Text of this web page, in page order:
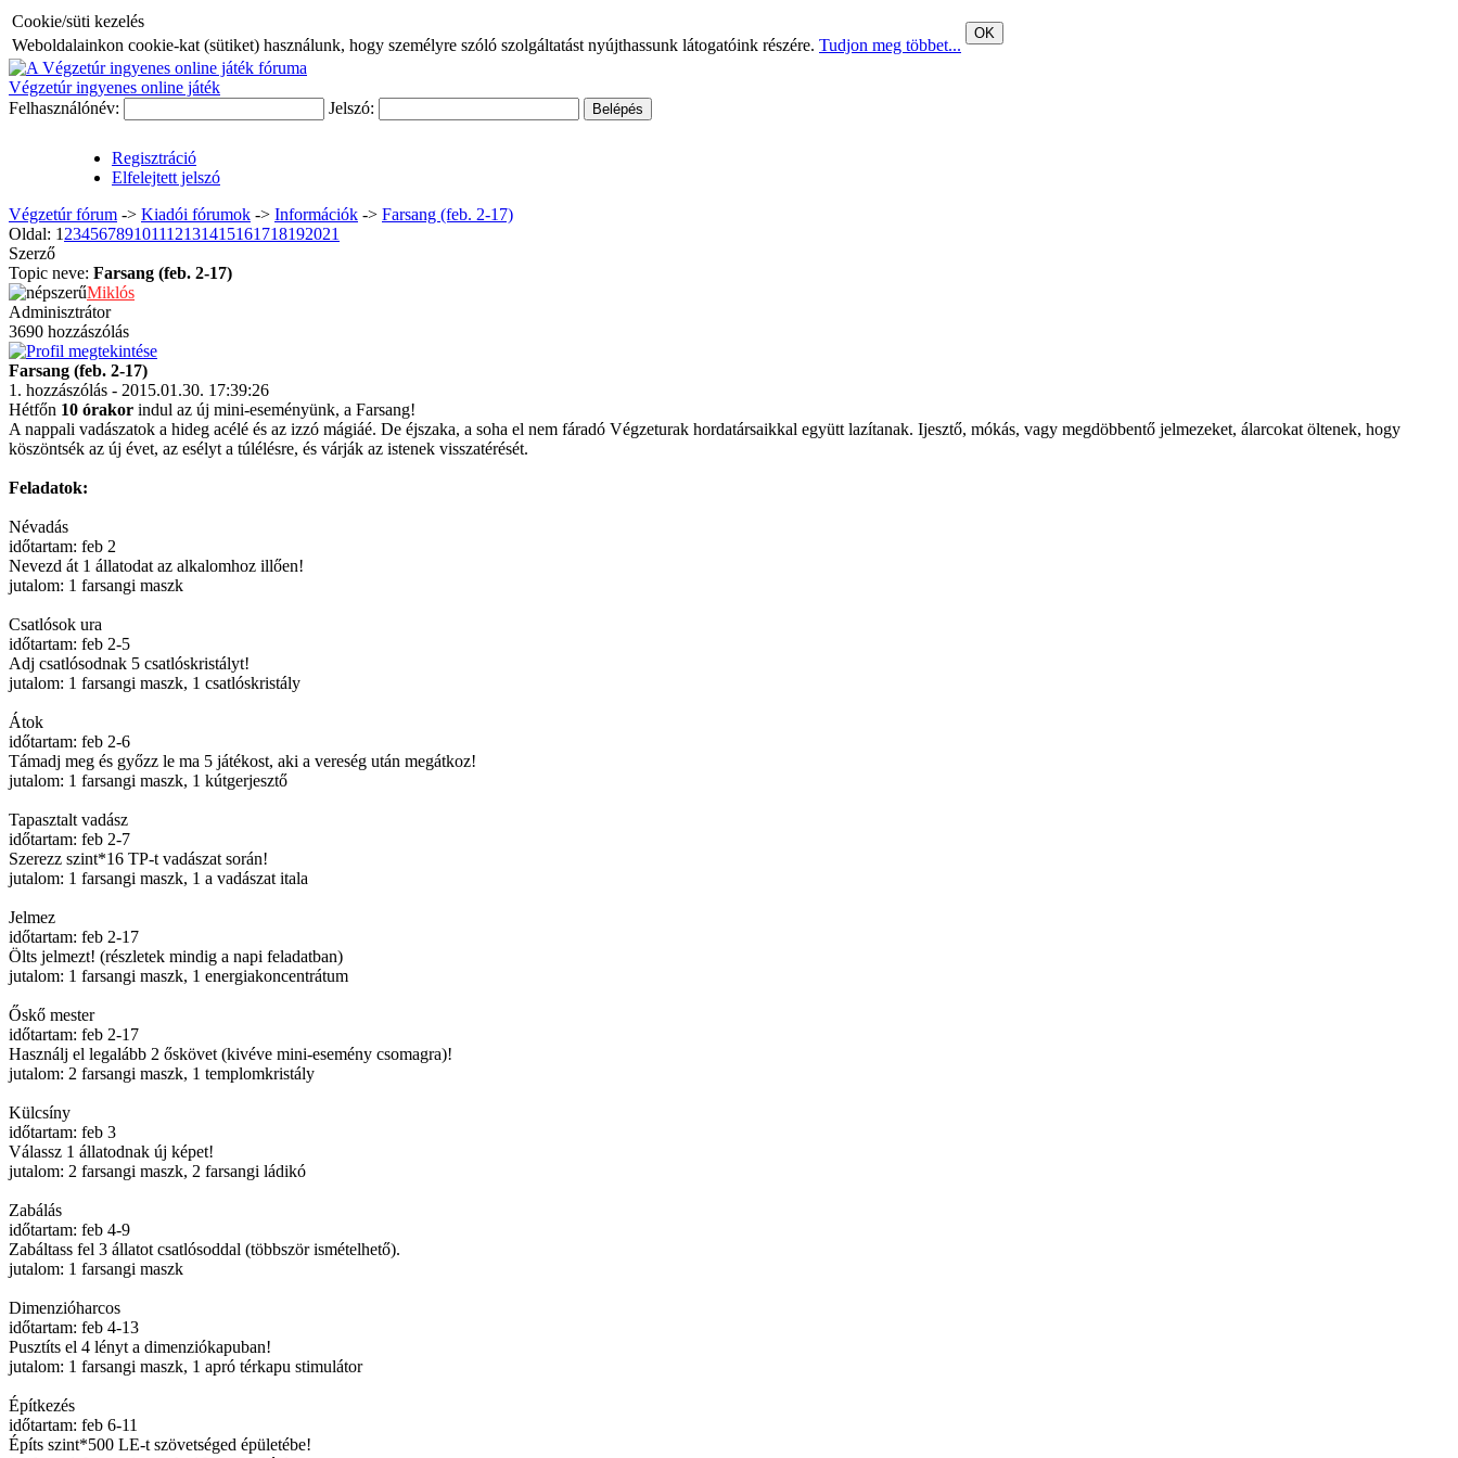
Cookie/süti kezelés
OK
Weboldalainkon cookie-kat (sütiket) használunk, hogy személyre szóló szolgáltatást nyújthassunk látogatóink részére. Tudjon meg többet...
Végzetúr ingyenes online játék
Felhasználónév:
Jelszó:
Regisztráció
Elfelejtett jelszó
Végzetúr fórum -> Kiadói fórumok -> Információk -> Farsang (feb. 2-17)
Oldal: 1 23456789101112131415161718192021
Szerző
Topic neve: Farsang (feb. 2-17)
Miklós
Adminisztrátor
3690 hozzászólás
Farsang (feb. 2-17)
1. hozzászólás - 2015.01.30. 17:39:26
Hétfőn 10 órakor indul az új mini-eseményünk, a Farsang!
A nappali vadászatok a hideg acélé és az izzó mágiáé. De éjszaka, a soha el nem fáradó Végzeturak hordatársaikkal együtt lazítanak. Ijesztő, mókás, vagy megdöbbentő jelmezeket, álarcokat öltenek, hogy
köszöntsék az új évet, az esélyt a túlélésre, és várják az istenek visszatérését.
Feladatok:
Névadás
időtartam: feb 2
Nevezd át 1 állatodat az alkalomhoz illően!
jutalom: 1 farsangi maszk
Csatlósok ura
időtartam: feb 2-5
Adj csatlósodnak 5 csatlóskristályt!
jutalom: 1 farsangi maszk, 1 csatlóskristály
Átok
időtartam: feb 2-6
Támadj meg és győzz le ma 5 játékost, aki a vereség után megátkoz!
jutalom: 1 farsangi maszk, 1 kútgerjesztő
Tapasztalt vadász
időtartam: feb 2-7
Szerezz szint*16 TP-t vadászat során!
jutalom: 1 farsangi maszk, 1 a vadászat itala
Jelmez
időtartam: feb 2-17
Ölts jelmezt! (részletek mindig a napi feladatban)
jutalom: 1 farsangi maszk, 1 energiakoncentrátum
Őskő mester
időtartam: feb 2-17
Használj el legalább 2 őskövet (kivéve mini-esemény csomagra)!
jutalom: 2 farsangi maszk, 1 templomkristály
Külcsíny
időtartam: feb 3
Válassz 1 állatodnak új képet!
jutalom: 2 farsangi maszk, 2 farsangi ládikó
Zabálás
időtartam: feb 4-9
Zabáltass fel 3 állatot csatlósoddal (többször ismételhető).
jutalom: 1 farsangi maszk
Dimenzióharcos
időtartam: feb 4-13
Pusztíts el 4 lényt a dimenziókapuban!
jutalom: 1 farsangi maszk, 1 apró térkapu stimulátor
Építkezés
időtartam: feb 6-11
Építs szint*500 LE-t szövetséged épületébe!